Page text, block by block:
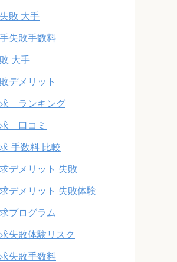
敗 大手
失敗手数料
大手
デメリット
ランキング
口コミ
手数料 比較
デメリット 失敗
デメリット 失敗体験
プログラム
失敗体験リスク
失敗手数料